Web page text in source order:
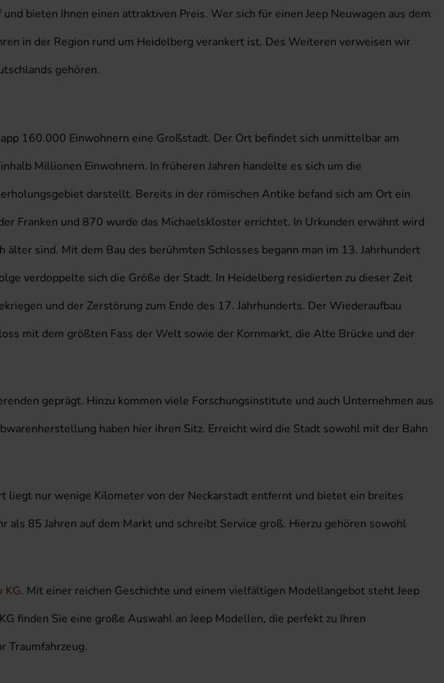
bieten Ihnen einen attraktiven Preis. Wer sich für einen Jeep Neuwagen aus dem
in der Region rund um Heidelberg verankert ist. Des Weiteren verweisen wir
gehören.
160.000 Einwohnern eine Großstadt. Der Ort befindet sich unmittelbar am
Millionen Einwohnern. In früheren Jahren handelte es sich um die
darstellt. Bereits in der römischen Antike befand sich am Ort ein
Franken und 870 wurde das Michaelskloster errichtet. In Urkunden erwähnt wird
sind. Mit dem Bau des berühmten Schlosses begann man im 13. Jahrhundert
verdoppelte sich die Größe der Stadt. In Heidelberg residierten zu dieser Zeit
und der Zerstörung zum Ende des 17. Jahrhunderts. Der Wiederaufbau
mit dem größten Fass der Welt sowie der Kornmarkt, die Alte Brücke und der
geprägt. Hinzu kommen viele Forschungsinstitute und auch Unternehmen aus
haben hier ihren Sitz. Erreicht wird die Stadt sowohl mit der Bahn
liegt nur wenige Kilometer von der Neckarstadt entfernt und bietet ein breites
85 Jahren auf dem Markt und schreibt Service groß. Hierzu gehören sowohl
KG. Mit einer reichen Geschichte und einem vielfältigen Modellangebot steht Jeep
finden Sie eine große Auswahl an Jeep Modellen, die perfekt zu Ihren
Traumfahrzeug.